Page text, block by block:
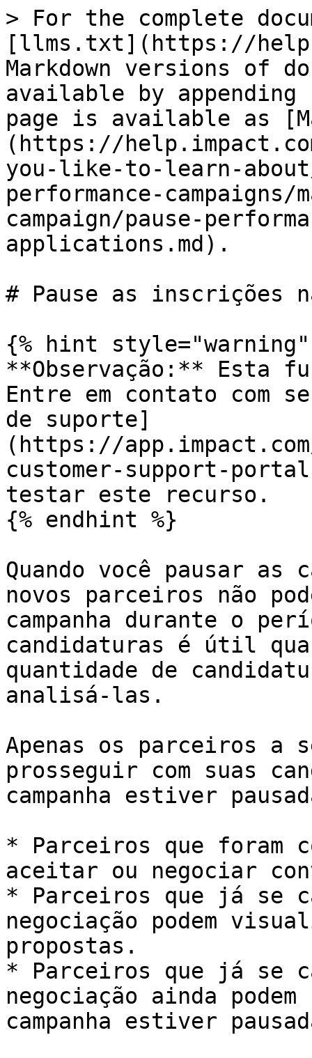
> For the complete
[llms.txt](https://
Markdown versions of
available by
page is available as
(https://
you-like-to-learn-
performance-campaigns/
campaign/pause-
applications.md).
# Pause as inscrições
{% hint style="warning"
**Observação:** Esta
Entre em contato com
de suporte]
(https://
customer-support-
testar este recurso.
{% endhint %}
Quando você pausar as
novos parceiros não
campanha durante o
candidaturas é útil
quantidade de
analisá-las.
Apenas os parceiros a
prosseguir com suas
campanha estiver
* Parceiros que foram
aceitar ou negociar
* Parceiros que já se
negociação podem
propostas.
* Parceiros que já se
negociação ainda
campanha estiver